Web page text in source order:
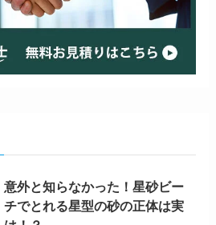
意外と知らなかった！星砂ビー
チでとれる星型の砂の正体は実